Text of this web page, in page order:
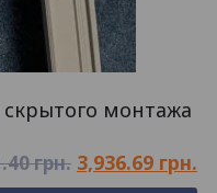
монтажа
грн. 3,936.69 грн.